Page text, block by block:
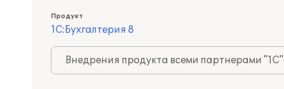
Продукт
1С:Бухгалтерия 8
Внедрения продукта всеми партнерами "1С"